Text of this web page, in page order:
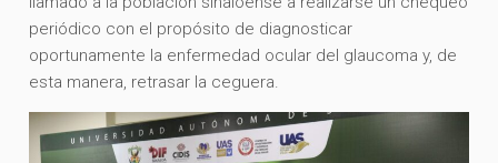
periódico con el propósito de diagnosticar
oportunamente la enfermedad ocular del glaucoma y, de
esta manera, retrasar la ceguera.